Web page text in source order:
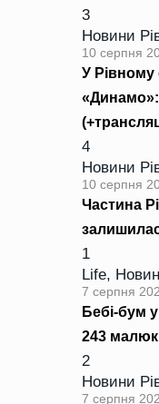
3
Новини
10 серпня
У Рівному
«Динамо»:
4
Новини
10 серпня
Частина
1
Life,
7 серпня
Бебі-бум
243
2
Новини
7 серпня